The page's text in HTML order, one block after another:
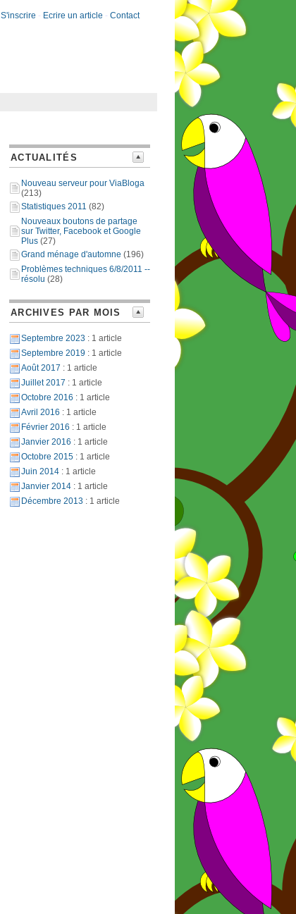
S'inscrire - Ecrire un article - Contact
ACTUALITÉS
Nouveau serveur pour ViaBloga
(213)
Statistiques 2011 (82)
Nouveaux boutons de partage
sur Twitter, Facebook et Google
Plus (27)
Grand ménage d'automne (196)
Problèmes techniques 6/8/2011 --
résolu (28)
ARCHIVES PAR MOIS
Septembre 2023 : 1 article
Septembre 2019 : 1 article
Août 2017 : 1 article
Juillet 2017 : 1 article
Octobre 2016 : 1 article
Avril 2016 : 1 article
Février 2016 : 1 article
Janvier 2016 : 1 article
Octobre 2015 : 1 article
Juin 2014 : 1 article
Janvier 2014 : 1 article
Décembre 2013 : 1 article